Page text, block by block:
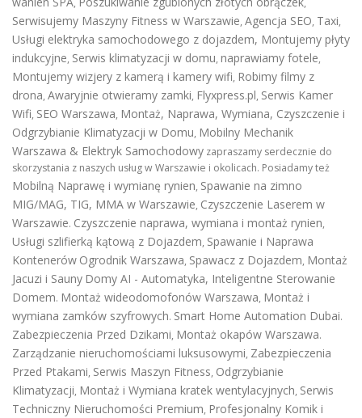
Serwisujemy Maszyny Fitness w Warszawie, Agencja SEO, Taxi,
Usługi elektryka samochodowego z dojazdem, Montujemy płyty
indukcyjne, Serwis klimatyzacji w domu, naprawiamy fotele,
Montujemy wizjery z kamerą i kamery wifi, Robimy filmy z
drona, Awaryjnie otwieramy zamki, Flyxpress.pl, Serwis Kamer
Wifi, SEO Warszawa, Montaż, Naprawa, Wymiana, Czyszczenie i
Odgrzybianie Klimatyzacji w Domu, Mobilny Mechanik
Warszawa & Elektryk Samochodowy zapraszamy serdecznie do
skorzystania z naszych usług w Warszawie i okolicach. Posiadamy też
Mobilną Naprawę i wymianę rynien, Spawanie na zimno
MIG/MAG, TIG, MMA w Warszawie, Czyszczenie Laserem w
Warszawie. Czyszczenie naprawa, wymiana i montaż rynien,
Usługi szlifierką kątową z Dojazdem, Spawanie i Naprawa
Kontenerów Ogrodnik Warszawa, Spawacz z Dojazdem, Montaż
Jacuzi i Sauny Domy AI - Automatyka, Inteligentne Sterowanie
Domem. Montaż wideodomofonów Warszawa, Montaż i
wymiana zamków szyfrowych. Smart Home Automation Dubai.
Zabezpieczenia Przed Dzikami, Montaż okapów Warszawa.
Zarządzanie nieruchomościami luksusowymi, Zabezpieczenia
Przed Ptakami, Serwis Maszyn Fitness, Odgrzybianie
Klimatyzacji, Montaż i Wymiana kratek wentylacyjnych, Serwis
Techniczny Nieruchomości Premium, Profesjonalny Komik i